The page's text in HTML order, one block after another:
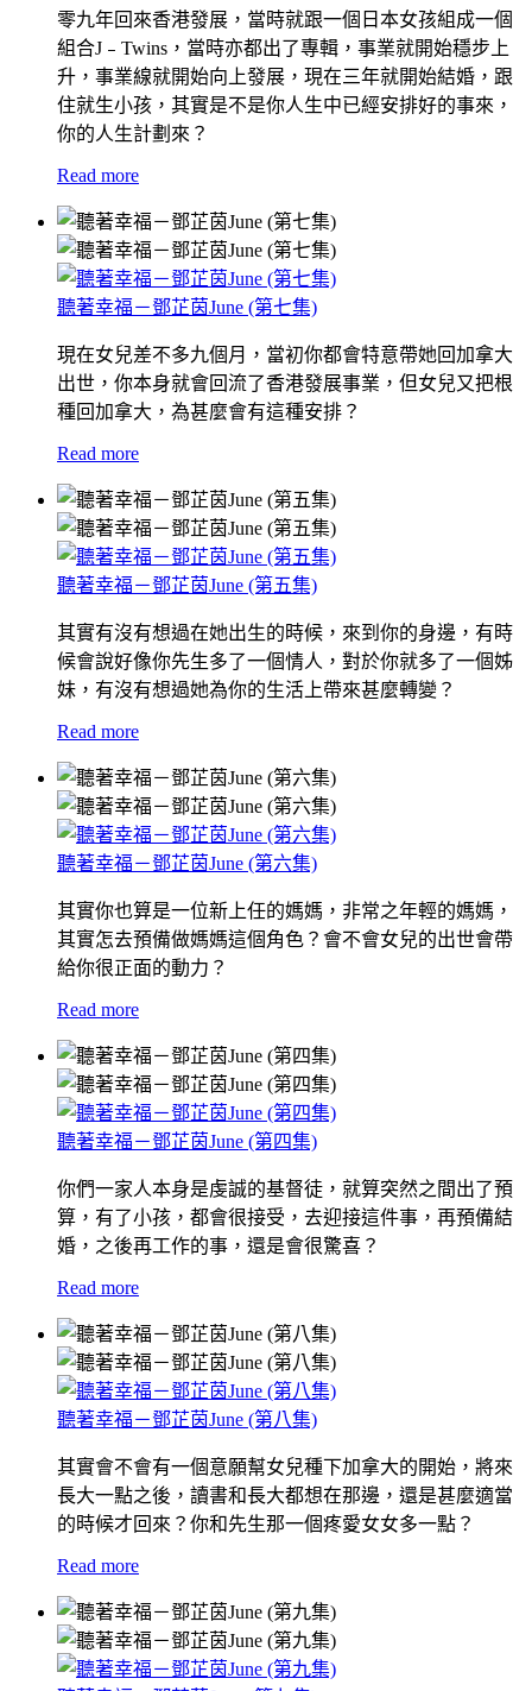
零九年回來香港發展，當時就跟一個日本女孩組成一個
組合J﹣Twins，當時亦都出了專輯，事業就開始穩步上
升，事業線就開始向上發展，現在三年就開始結婚，跟
住就生小孩，其實是不是你人生中已經安排好的事來，
你的人生計劃來？
Read more
聽著幸福－鄧芷茵June (第七集)
現在女兒差不多九個月，當初你都會特意帶她回加拿大
出世，你本身就會回流了香港發展事業，但女兒又把根
種回加拿大，為甚麼會有這種安排？
Read more
聽著幸福－鄧芷茵June (第五集)
其實有沒有想過在她出生的時候，來到你的身邊，有時
候會說好像你先生多了一個情人，對於你就多了一個姊
妹，有沒有想過她為你的生活上帶來甚麼轉變？
Read more
聽著幸福－鄧芷茵June (第六集)
其實你也算是一位新上任的媽媽，非常之年輕的媽媽，
其實怎去預備做媽媽這個角色？ 會不會女兒的出世會帶
給你很正面的動力？
Read more
聽著幸福－鄧芷茵June (第四集)
你們一家人本身是虔誠的基督徒，就算突然之間出了預
算，有了小孩，都會很接受，去迎接這件事，再預備結
婚，之後再工作的事，還是會很驚喜？
Read more
聽著幸福－鄧芷茵June (第八集)
其實會不會有一個意願幫女兒種下加拿大的開始，將來
長大一點之後，讀書和長大都想在那邊，還是甚麼適當
的時候才回來？你和先生那一個疼愛女女多一點？
Read more